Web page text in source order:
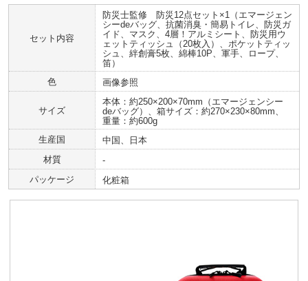
セット内容
防災士監修 防災12点セット×1（エマージェン
シーdeバッグ、抗菌消臭・簡易トイレ、防災ガ
イド、マスク、4層！アルミシート、防災用ウ
ェットティッシュ（20枚入）、ポケットティッ
シュ、絆創膏5枚、綿棒10P、軍手、ロープ、
笛）
色
画像参照
サイズ
本体：約250×200×70mm（エマージェンシー
deバッグ）、箱サイズ：約270×230×80mm、
重量：約600g
生産国
中国、日本
材質
‐
パッケージ
化粧箱